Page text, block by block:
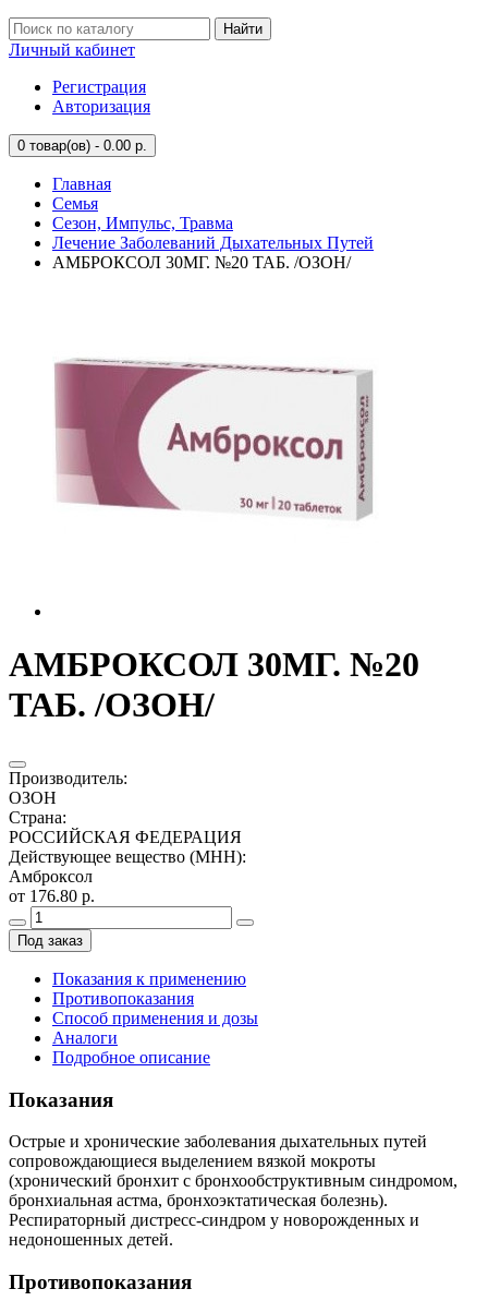
Найти
Личный кабинет
Регистрация
Авторизация
0 товар(ов) - 0.00 р.
Главная
Семья
Сезон, Импульс, Травма
Лечение Заболеваний Дыхательных Путей
АМБРОКСОЛ 30МГ. №20 ТАБ. /ОЗОН/
АМБРОКСОЛ 30МГ. №20
ТАБ. /ОЗОН/
Производитель:
ОЗОН
Страна:
РОССИЙСКАЯ ФЕДЕРАЦИЯ
Действующее вещество (МНН):
Амброксол
от 176.80 р.
Под заказ
Показания к применению
Противопоказания
Способ применения и дозы
Аналоги
Подробное описание
Показания
Острые и хронические заболевания дыхательных путей
сопровождающиеся выделением вязкой мокроты
(хронический бронхит с бронхообструктивным синдромом,
бронхиальная астма, бронхоэктатическая болезнь).
Респираторный дистресс-синдром у новорожденных и
недоношенных детей.
Противопоказания